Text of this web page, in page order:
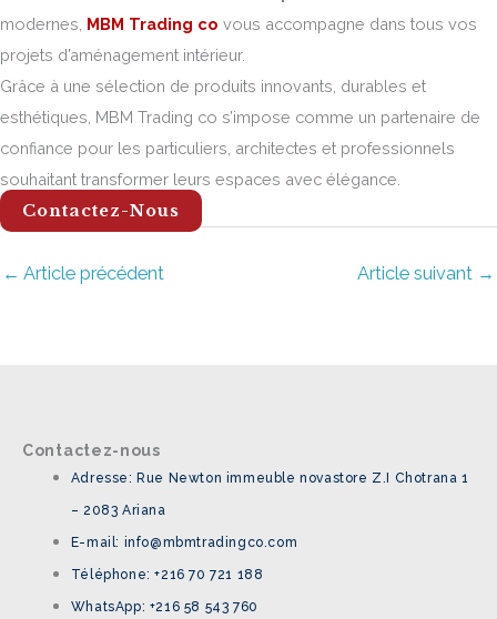
modernes, MBM Trading co vous accompagne dans tous vos
projets d’aménagement intérieur.
Grâce à une sélection de produits innovants, durables et
esthétiques, MBM Trading co s’impose comme un partenaire de
confiance pour les particuliers, architectes et professionnels
souhaitant transformer leurs espaces avec élégance.
Contactez-Nous
← Article précédent Article suivant →
Contactez-nous
Adresse: Rue Newton immeuble novastore Z.I Chotrana 1
– 2083 Ariana
E-mail: info@mbmtradingco.com
Téléphone: +216 70 721 188
WhatsApp: +216 58 543 760